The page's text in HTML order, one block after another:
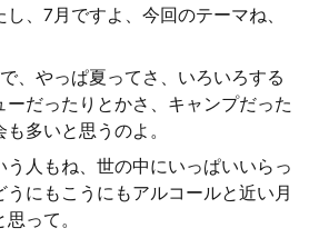
、7月ですよ、今回のテーマね、
、やっぱ夏ってさ、いろいろする
ーだったりとかさ、キャンプだった
多いと思うのよ。
人もね、世の中にいっぱいいらっ
うにもこうにもアルコールと近い月
って。